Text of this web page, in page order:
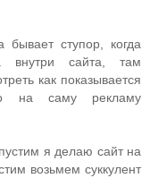
ступор, когда
внутри сайта, там
как показывается
на саму рекламу
я делаю сайт на
возьмем суккулент